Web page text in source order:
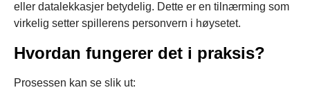
eller datalekkasjer betydelig. Dette er en tilnærming som
virkelig setter spillerens personvern i høysetet.
Hvordan fungerer det i praksis?
Prosessen kan se slik ut: